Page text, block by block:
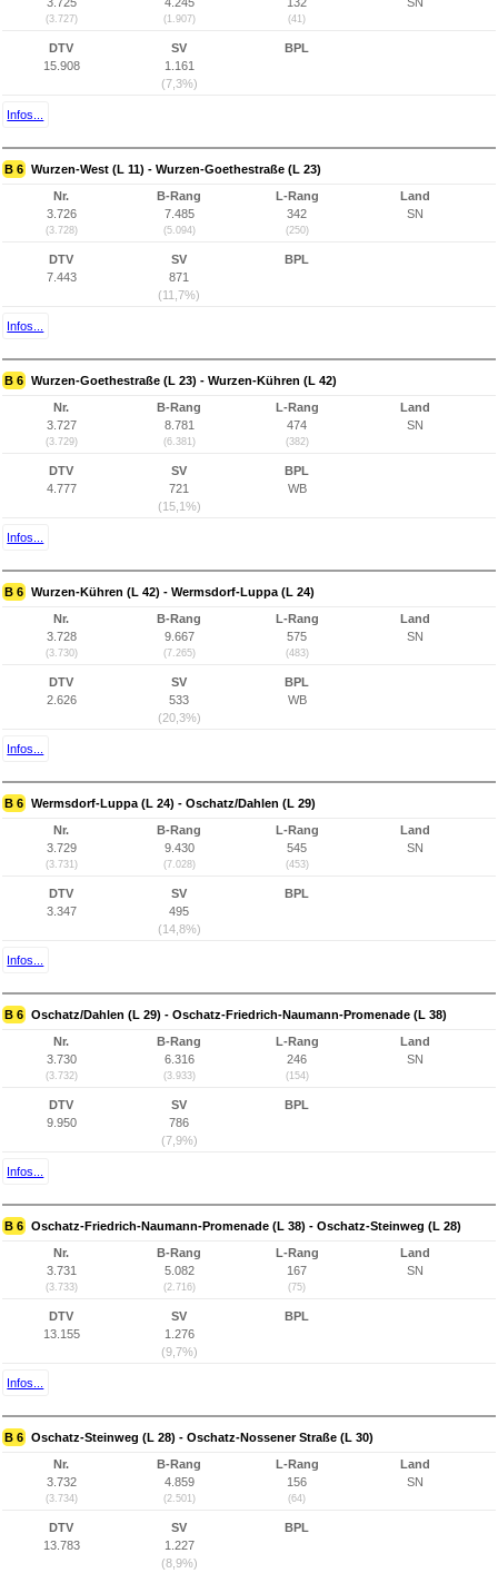
(3.727) (1.907) (41)
DTV
15.908
SV
1.161
(7,3%)
BPL
Infos...
B 6 Wurzen-West (L 11) - Wurzen-Goethestraße (L 23)
Nr.
3.726
(3.728)
B-Rang
7.485
(5.094)
L-Rang
342
(250)
Land
SN
DTV
7.443
SV
871
(11,7%)
BPL
Infos...
B 6 Wurzen-Goethestraße (L 23) - Wurzen-Kühren (L 42)
Nr.
3.727
(3.729)
B-Rang
8.781
(6.381)
L-Rang
474
(382)
Land
SN
DTV
4.777
SV
721
(15,1%)
BPL
WB
Infos...
B 6 Wurzen-Kühren (L 42) - Wermsdorf-Luppa (L 24)
Nr.
3.728
(3.730)
B-Rang
9.667
(7.265)
L-Rang
575
(483)
Land
SN
DTV
2.626
SV
533
(20,3%)
BPL
WB
Infos...
B 6 Wermsdorf-Luppa (L 24) - Oschatz/Dahlen (L 29)
Nr.
3.729
(3.731)
B-Rang
9.430
(7.028)
L-Rang
545
(453)
Land
SN
DTV
3.347
SV
495
(14,8%)
BPL
Infos...
B 6 Oschatz/Dahlen (L 29) - Oschatz-Friedrich-Naumann-Promenade (L 38)
Nr.
3.730
(3.732)
B-Rang
6.316
(3.933)
L-Rang
246
(154)
Land
SN
DTV
9.950
SV
786
(7,9%)
BPL
Infos...
B 6 Oschatz-Friedrich-Naumann-Promenade (L 38) - Oschatz-Steinweg (L 28)
Nr.
3.731
(3.733)
B-Rang
5.082
(2.716)
L-Rang
167
(75)
Land
SN
DTV
13.155
SV
1.276
(9,7%)
BPL
Infos...
B 6 Oschatz-Steinweg (L 28) - Oschatz-Nossener Straße (L 30)
Nr.
3.732
(3.734)
B-Rang
4.859
(2.501)
L-Rang
156
(64)
Land
SN
DTV
13.783
SV
1.227
(8,9%)
BPL